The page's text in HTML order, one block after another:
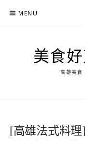
MENU
美食好
高雄美食
[高雄法式料理